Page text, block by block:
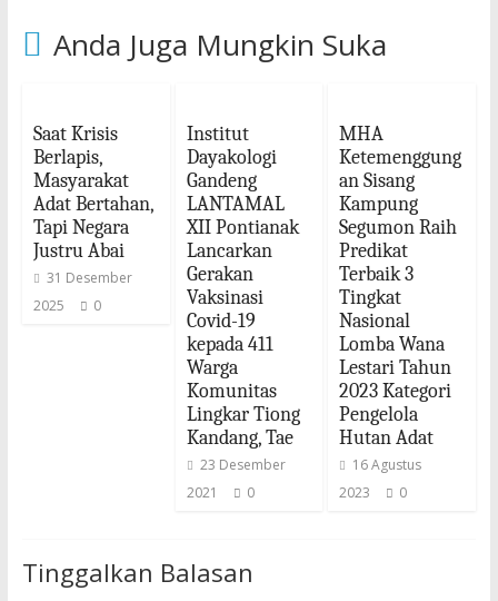
Anda Juga Mungkin Suka
Saat Krisis
Berlapis,
Masyarakat
Adat Bertahan,
Tapi Negara
Justru Abai
31 Desember
2025
0
Institut
Dayakologi
Gandeng
LANTAMAL
XII Pontianak
Lancarkan
Gerakan
Vaksinasi
Covid-19
kepada 411
Warga
Komunitas
Lingkar Tiong
Kandang, Tae
23 Desember
2021
0
MHA
Ketemenggung
an Sisang
Kampung
Segumon Raih
Predikat
Terbaik 3
Tingkat
Nasional
Lomba Wana
Lestari Tahun
2023 Kategori
Pengelola
Hutan Adat
16 Agustus
2023
0
Tinggalkan Balasan